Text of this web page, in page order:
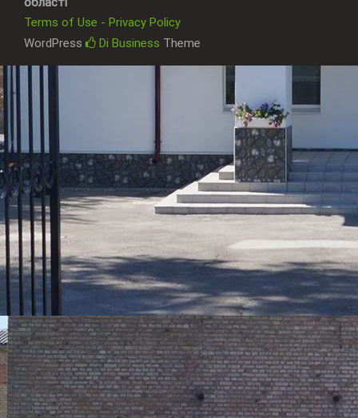
Terms of Use - Privacy Policy
WordPress
Di Business Theme